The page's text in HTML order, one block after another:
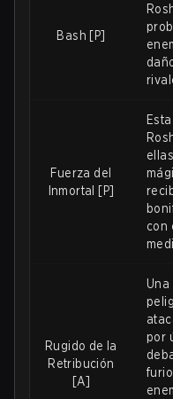
Bash [P]
Fuerza del
Inmortal [P]
con
Rugido de la
Retribución
[A]
por